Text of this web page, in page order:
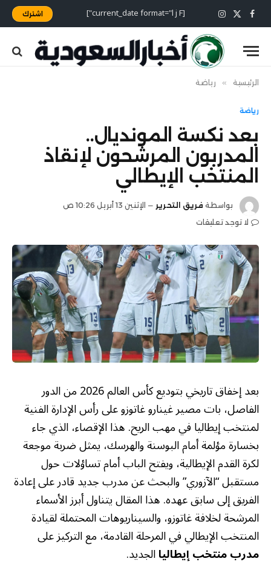
فيسبوك
X
(Twitter)
الانستغرام [current_date format="l j F"] اشترك
الرئيسية » رياضة
رياضة
بعد نكسة المونديال..
المدربون المرشحون لإنقاذ
المنتخب الإيطالي
بواسطة فريق التحرير
الإثنين 13 أبريل 10:26 ص
لا توجد تعليقات
بعد إخفاق تاريخي بتوديع كأس العالم 2026 من الدور
الفاصل، بات مصير غينارو غاتوزو على رأس الإدارة الفنية
لمنتخب إيطاليا في مهب الريح. هذا الإقصاء، الذي جاء
بخسارة مؤلمة أمام البوسنة والهرسك، يمثل ضربة موجعة
لكرة القدم الإيطالية، ويفتح الباب أمام تساؤلات حول
مستقبل “الآزوري” والبحث عن مدرب جديد قادر على إعادة
الفريق إلى سابق عهده. هذا المقال يتناول أبرز الأسماء
المرشحة لخلافة غاتوزو، والسيناريوهات المحتملة لقيادة
المنتخب الإيطالي في المرحلة القادمة، مع التركيز على
مدرب منتخب إيطالياالجديد.